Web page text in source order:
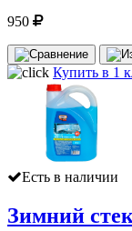
950
Купить в 1
Есть в наличии
Зимний